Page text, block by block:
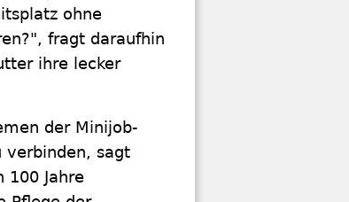
ohne
fragt daraufhin
ihre lecker
der Minijob-
verbinden, sagt
100 Jahre